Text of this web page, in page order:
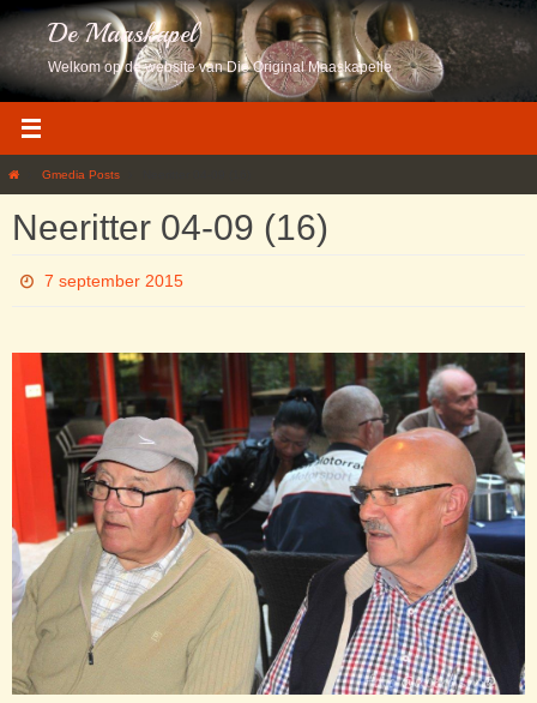
inhoud
De Maaskapel
Welkom op de website van Die Original Maaskapelle
HomeGmedia Posts
Neeritter 04-09 (16)
7 september 2015